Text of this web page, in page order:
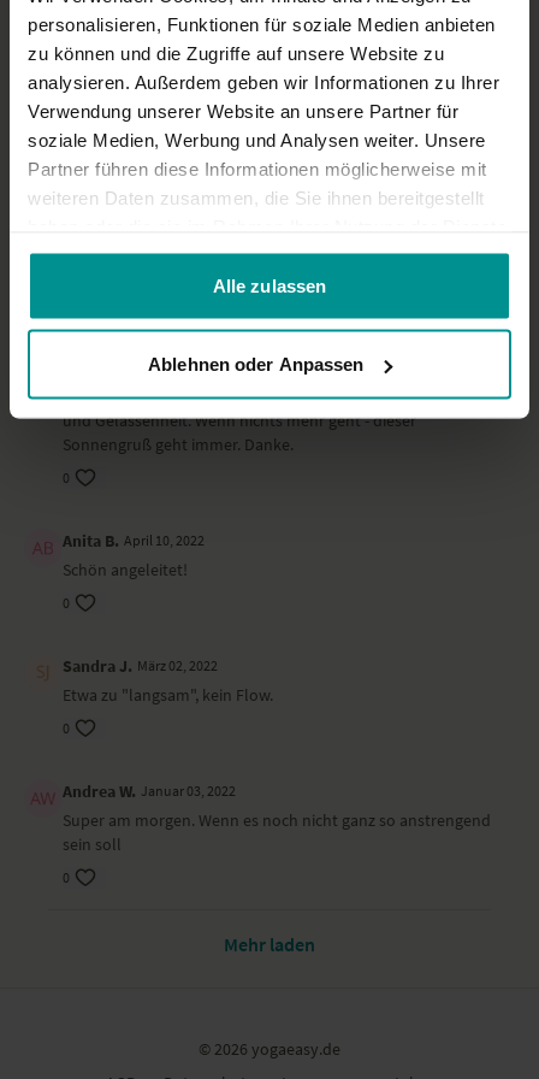
personalisieren, Funktionen für soziale Medien anbieten
zu können und die Zugriffe auf unsere Website zu
analysieren. Außerdem geben wir Informationen zu Ihrer
Verwendung unserer Website an unsere Partner für
soziale Medien, Werbung und Analysen weiter. Unsere
Partner führen diese Informationen möglicherweise mit
weiteren Daten zusammen, die Sie ihnen bereitgestellt
gesammelt haben.
Alle zulassen
Ablehnen oder Anpassen
Genau die richtige GESCHWINDIGKEIT zum einüben. Danke
0
Sandra E. Oktober 08, 2022
Schön, DANKE
0
Elisabeth K. Juni 23, 2022
Sehr angenehme Praxis; kein Stress! Barbra vermittelt Ruhe
und Gelassenheit. Wenn nichts mehr geht - dieser
Sonnengruß geht immer. Danke.
0
Anita B. April 10, 2022
Schön angeleitet!
0
Sandra J. März 02, 2022
Etwa zu "langsam", kein Flow.
0
Andrea W. Januar 03, 2022
Super am morgen. Wenn es noch nicht ganz so anstrengend
sein soll
0
Mehr laden
© 2026 yogaeasy.de